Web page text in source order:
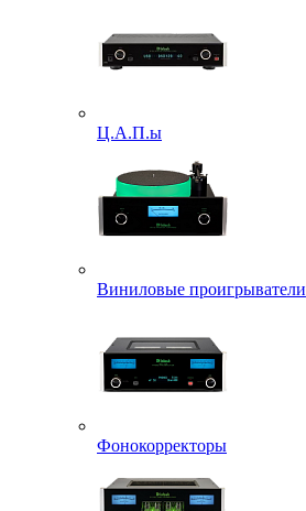
Ц.А.П.ы
Виниловые проигрыватели
Фонокорректоры